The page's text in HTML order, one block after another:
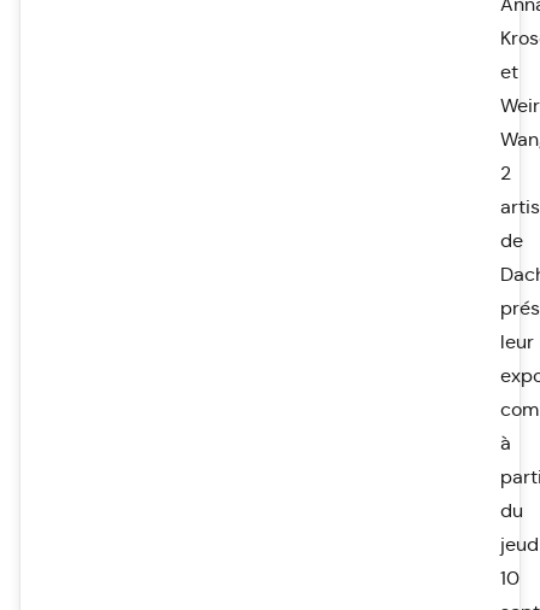
et
2
de
leur
à
du
10